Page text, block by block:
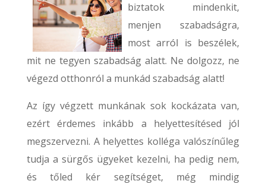
biztatok mindenkit,
menjen szabadságra,
most arról is beszélek,
mit ne tegyen szabadság alatt. Ne dolgozz, ne
végezd otthonról a munkád szabadság alatt!
Az így végzett munkának sok kockázata van,
ezért érdemes inkább a helyettesítésed jól
megszervezni. A helyettes kolléga valószínűleg
tudja a sürgős ügyeket kezelni, ha pedig nem,
és tőled kér segítséget, még mindig